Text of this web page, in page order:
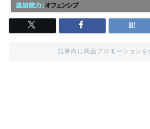
記事内に商品プロモーションを